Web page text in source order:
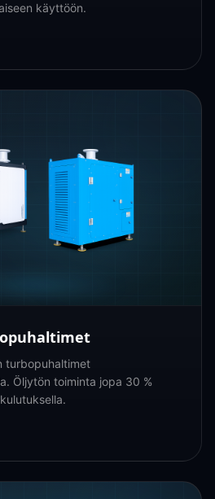
käyttöön.
turbopuhaltimet
Öljytön toiminta jopa 30 %